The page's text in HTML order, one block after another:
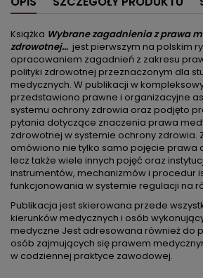
Książka Wybrane zagadnienia z prawa
zdrowotnej… jest pierwszym na polskim
opracowaniem zagadnień z zakresu
polityki zdrowotnej przeznaczonym dla
medycznych. W publikacji w
przedstawiono prawne i organizacyjne
systemu ochrony zdrowia oraz podjęto
pytania dotyczące znaczenia prawa
zdrowotnej w systemie ochrony zdrowia.
omówiono nie tylko samo pojęcie prawa
lecz także wiele innych pojęć oraz
instrumentów, mechanizmów i procedur
funkcjonowania w systemie regulacji na
Publikacja jest skierowana przede
kierunków medycznych i osób
medyczne Jest adresowana również do
osób zajmujących się prawem
w codziennej praktyce zawodowej.